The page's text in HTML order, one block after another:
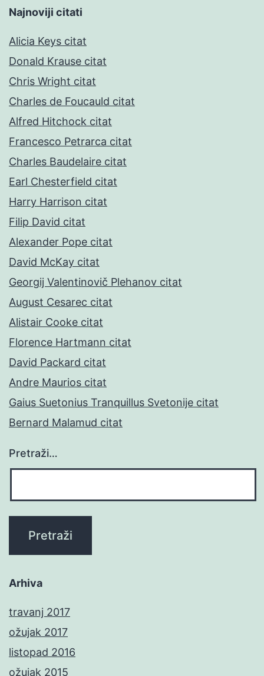
Najnoviji citati
Alicia Keys citat
Donald Krause citat
Chris Wright citat
Charles de Foucauld citat
Alfred Hitchock citat
Francesco Petrarca citat
Charles Baudelaire citat
Earl Chesterfield citat
Harry Harrison citat
Filip David citat
Alexander Pope citat
David McKay citat
Georgij Valentinovič Plehanov citat
August Cesarec citat
Alistair Cooke citat
Florence Hartmann citat
David Packard citat
Andre Maurios citat
Gaius Suetonius Tranquillus Svetonije citat
Bernard Malamud citat
Pretraži…
Arhiva
travanj 2017
ožujak 2017
listopad 2016
ožujak 2015